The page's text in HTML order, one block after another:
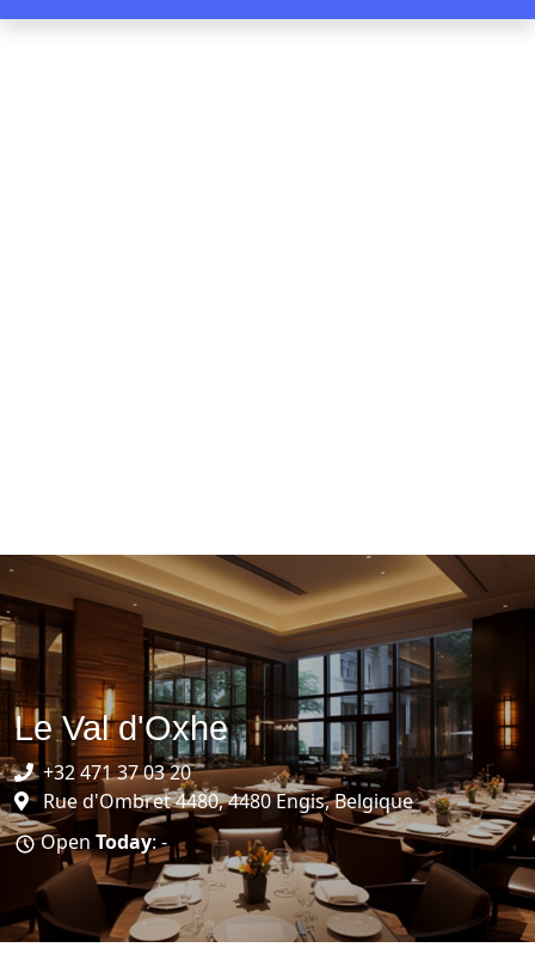
Le Val d'Oxhe
+32 471 37 03 20
Rue d'Ombret 4480, 4480 Engis, Belgique
Open Today: -